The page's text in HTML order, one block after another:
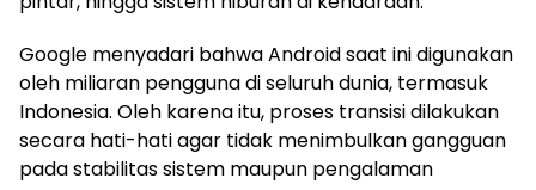
Google menyadari bahwa Android saat ini digunakan
oleh miliaran pengguna di seluruh dunia, termasuk
Indonesia. Oleh karena itu, proses transisi dilakukan
secara hati-hati agar tidak menimbulkan gangguan
pada stabilitas sistem maupun pengalaman